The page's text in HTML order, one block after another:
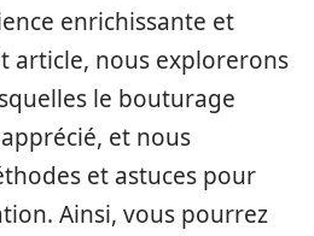
enrichissante et
article, nous explorerons
le bouturage
et nous
et astuces pour
Ainsi, vous pourrez